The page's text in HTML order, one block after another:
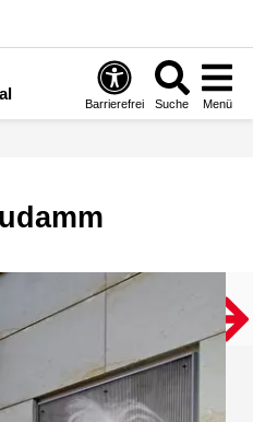
Barrierefrei Suche Menü